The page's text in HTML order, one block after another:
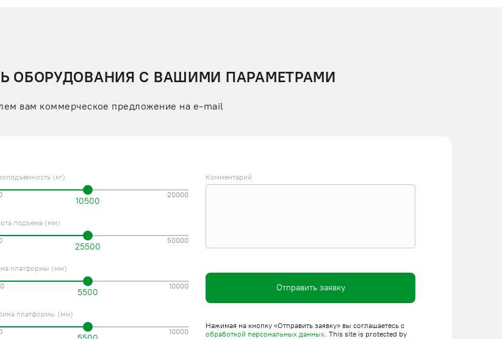
ОБОРУДОВАНИЯ С ВАШИМИ ПАРАМЕТРАМИ
вам коммерческое предложение на e-mail
(кг)
10500
20000
подъема (мм)
25500
50000
платформы (мм)
5500
10000
платформы (мм)
10000
Комментарий
Отправить заявку
Нажимая на кнопку «Отправить заявку» вы соглашаетесь с
обработкой персональных данных. This site is protected by